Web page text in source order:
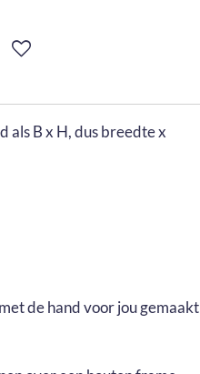
als B x H, dus breedte x
de hand voor jou gemaakt